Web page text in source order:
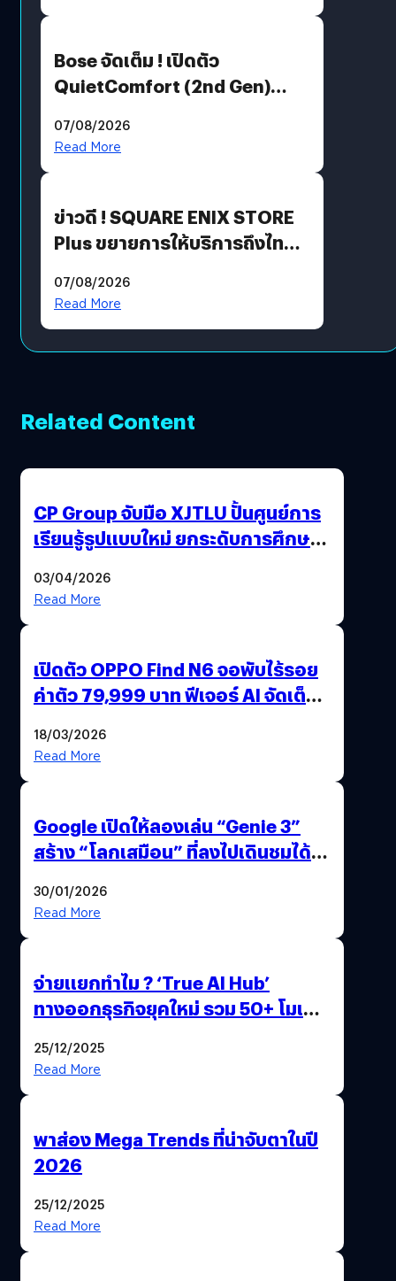
Bose จัดเต็ม ! เปิดตัว
QuietComfort (2nd Gen)
07/08/2026
Read More
ข่าวดี ! SQUARE ENIX STORE
Plus ขยายการให้บริการถึงไทย
โดยตรง
07/08/2026
Read More
Related Content
CP Group จับมือ XJTLU ปั้นศูนย์การ
เรียนรู้รูปแบบใหม่ ยกระดับการศึกษา
03/04/2026
Read More
เปิดตัว OPPO Find N6 จอพับไร้รอย
ค่าตัว 79,999 บาท ฟีเจอร์ AI จัดเต็ม
18/03/2026
Read More
Google เปิดให้ลองเล่น “Genie 3”
สร้าง “โลกเสมือน” ที่ลงไปเดินชมได้
30/01/2026
Read More
จ่ายแยกทำไม ? ‘True AI Hub’
ทางออกธุรกิจยุคใหม่ รวม 50+ โมเดล
25/12/2025
Read More
พาส่อง Mega Trends ที่น่าจับตาในปี
2026
25/12/2025
Read More